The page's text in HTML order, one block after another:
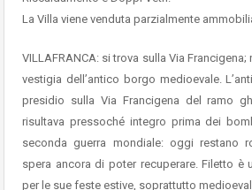
La Villa viene venduta parzialmente
VILLAFRANCA: si trova sulla Via
vestigia dell’antico borgo medioevale.
presidio sulla Via Francigena del ramo
risultava pressoché integro prima dei
seconda guerra mondiale: oggi restano
spera ancora di poter recuperare. Filetto
per le sue feste estive, soprattutto